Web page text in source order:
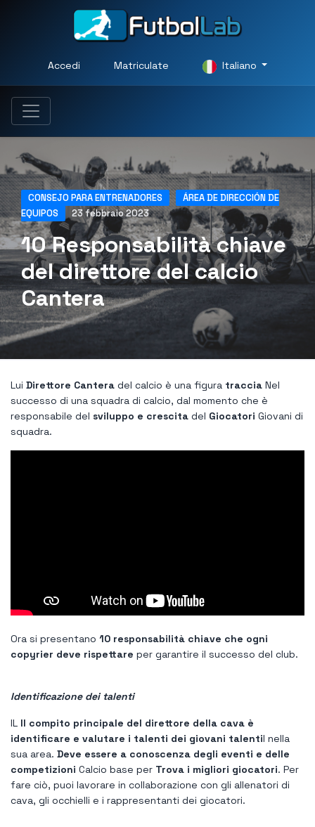
Accedi Matriculate Italiano
CONSEJO PARA ENTRENADORES
ÁREA DE DIRECCIÓN DE
EQUIPOS
23 febbraio 2023
10 Responsabilità chiave
del direttore del calcio
Cantera
Lui Direttore Cantera del calcio è una figura traccia Nel
successo di una squadra di calcio, dal momento che è
responsabile del sviluppo e crescita del Giocatori Giovani di
squadra.
Ora si presentano 10 responsabilità chiave che ogni
copyrier deve rispettare per garantire il successo del club.
Identificazione dei talenti
IL Il compito principale del direttore della cava è
identificare e valutare i talenti dei giovani talentil nella
sua area. Deve essere a conoscenza degli eventi e delle
competizioni Calcio base per Trova i migliori giocatori. Per
fare ciò, puoi lavorare in collaborazione con gli allenatori di
cava, gli occhielli e i rappresentanti dei giocatori.